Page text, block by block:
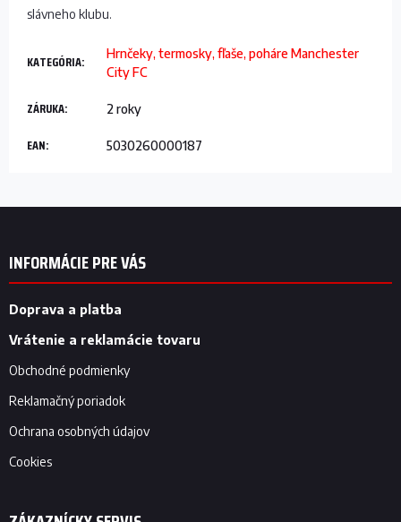
slávneho klubu.
KATEGÓRIA:
Hrnčeky, termosky, fľaše, poháre Manchester
City FC
ZÁRUKA: 2 roky
EAN: 5030260000187
Z
INFORMÁCIE PRE VÁS
Doprava a platba
Vrátenie a reklamácie tovaru
Obchodné podmienky
Reklamačný poriadok
Ochrana osobných údajov
Cookies